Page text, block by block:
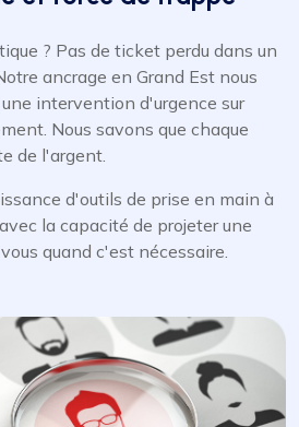
? Pas de ticket perdu dans un
ancrage en Grand Est nous
intervention d'urgence sur
Nous savons que chaque
de l'argent.
d'outils de prise en main à
la capacité de projeter une
quand c'est nécessaire.